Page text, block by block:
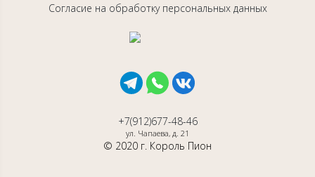
Согласие на обработку персональных данных
+7(912)677-48-46
ул. Чапаева, д. 21
© 2020 г. Король Пион